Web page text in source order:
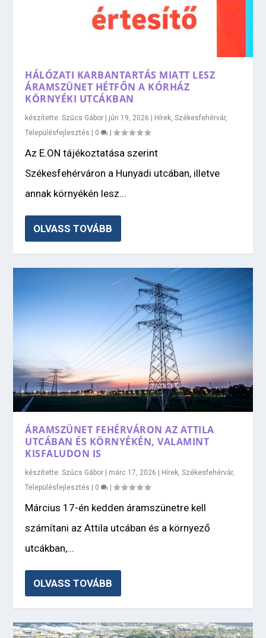
HÁLÓZATI KARBANTARTÁS MIATT LESZ
ÁRAMSZÜNET HÉTFŐN A KÓRHÁZ
KÖRNYÉKI UTCÁKBAN
készítette:Szűcs Gábor jún 19, 2026 Hírek,Székesfehérvár,
Településfejlesztés
0 |
Az E.ON tájékoztatása szerint
Székesfehérváron a Hunyadi utcában, illetve
annak környékén lesz...
OLVASS TOVÁBB
ÁRAMSZÜNET FEHÉRVÁRON AZ ATTILA
UTCÁBAN ÉS KÖRNYÉKÉN, VALAMINT
KISFALUDON IS
készítette:Szűcs Gábor márc 17, 2026 Hírek,Székesfehérvár,
Településfejlesztés
0 |
Március 17-én kedden áramszünetre kell
számítani az Attila utcában és a környező
utcákban,...
OLVASS TOVÁBB